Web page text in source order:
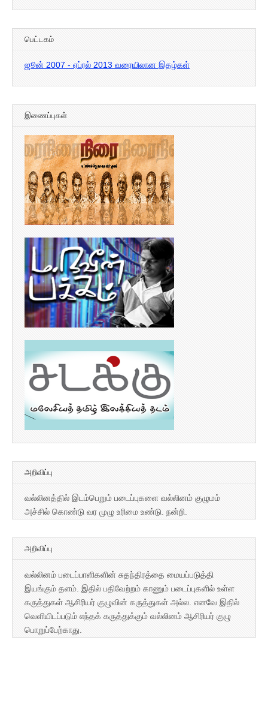
பெட்டகம்
ஜூன் 2007 - ஏப்ரல் 2013 வரையிலான இதழ்கள்
இணைப்புகள்
அறிவிப்பு
வல்லினத்தில் இடம்பெறும் படைப்புகளை வல்லினம் குழுமம்
அச்சில் கொண்டு வர முழு உரிமை உண்டு. நன்றி.
அறிவிப்பு
வல்லினம் படைப்பாளிகளின் சுதந்திரத்தை மையப்படுத்தி
இயங்கும் தளம். இதில் பதிவேற்றம் காணும் படைப்புகளில் உள்ள
கருத்துகள் ஆசிரியர் குழுவின் கருத்துகள் அல்ல. எனவே இதில்
வெளியிடப்படும் எந்தக் கருத்துக்கும் வல்லினம் ஆசிரியர் குழு
பொறுப்பேற்காது.